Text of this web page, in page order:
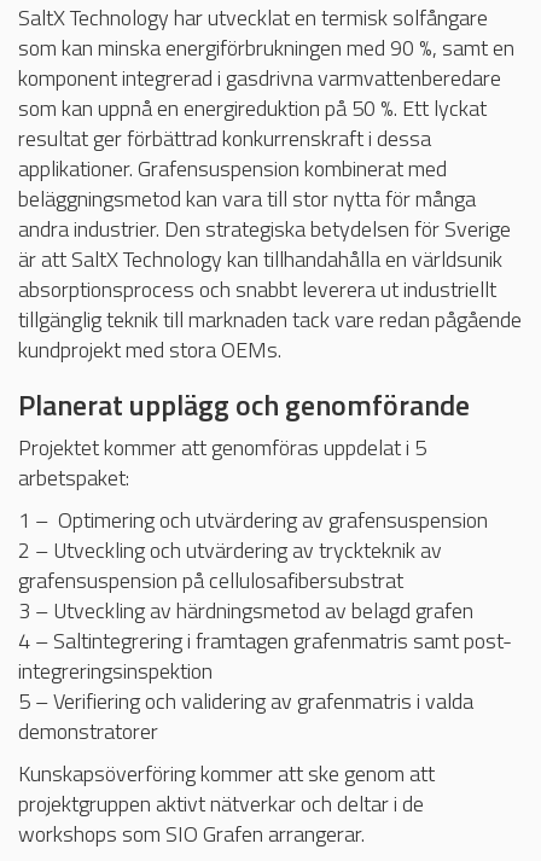
SaltX Technology har utvecklat en termisk solfångare
som kan minska energiförbrukningen med 90 %, samt en
komponent integrerad i gasdrivna varmvattenberedare
som kan uppnå en energireduktion på 50 %. Ett lyckat
resultat ger förbättrad konkurrenskraft i dessa
applikationer. Grafensuspension kombinerat med
beläggningsmetod kan vara till stor nytta för många
andra industrier. Den strategiska betydelsen för Sverige
är att SaltX Technology kan tillhandahålla en världsunik
absorptionsprocess och snabbt leverera ut industriellt
tillgänglig teknik till marknaden tack vare redan pågående
kundprojekt med stora OEMs.
Planerat upplägg och genomförande
Projektet kommer att genomföras uppdelat i 5
arbetspaket:
1 – Optimering och utvärdering av grafensuspension
2 – Utveckling och utvärdering av tryckteknik av
grafensuspension på cellulosafibersubstrat
3 – Utveckling av härdningsmetod av belagd grafen
4 – Saltintegrering i framtagen grafenmatris samt post-
integreringsinspektion
5 – Verifiering och validering av grafenmatris i valda
demonstratorer
Kunskapsöverföring kommer att ske genom att
projektgruppen aktivt nätverkar och deltar i de
workshops som SIO Grafen arrangerar.